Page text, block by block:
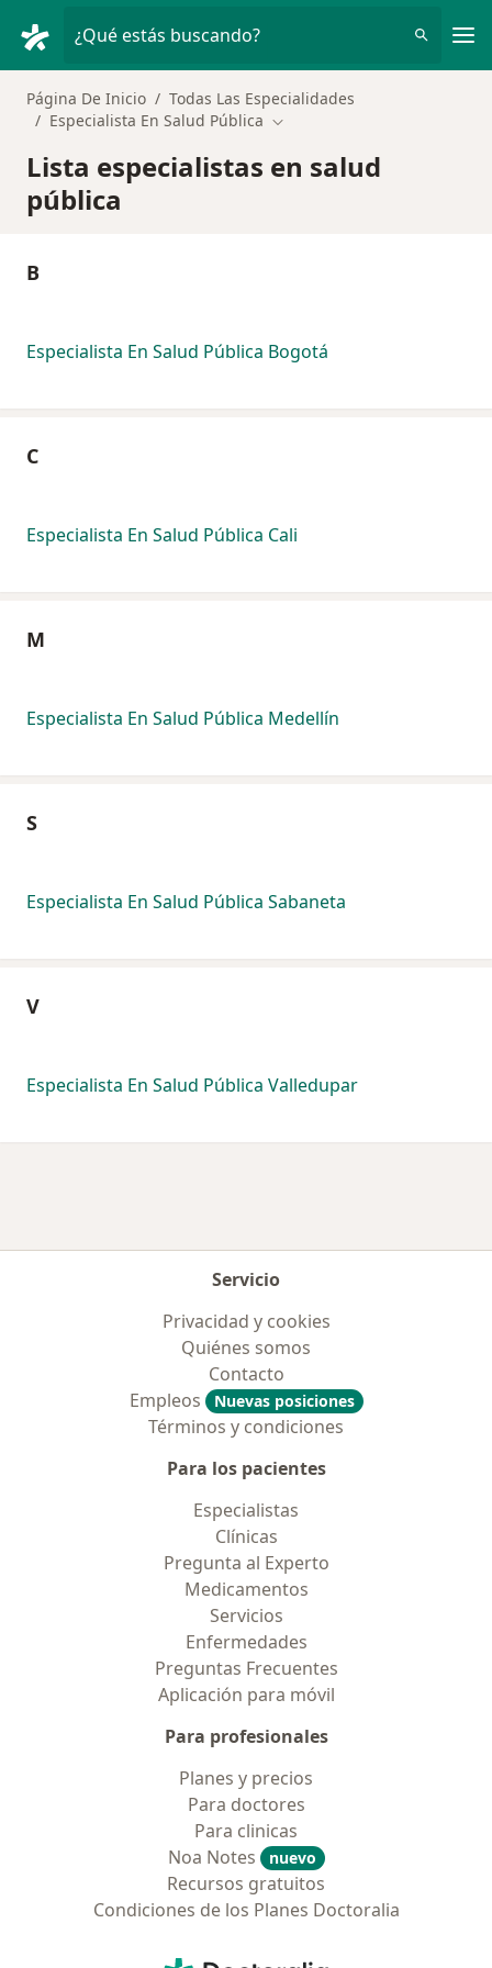
¿Qué estás buscando?
Página De Inicio
Todas Las Especialidades
Especialista En Salud Pública Cambiar de ciudad
Lista especialistas en salud
pública
B
Especialista En Salud Pública Bogotá
C
Especialista En Salud Pública Cali
M
Especialista En Salud Pública Medellín
S
Especialista En Salud Pública Sabaneta
V
Especialista En Salud Pública Valledupar
Servicio
Privacidad y cookies
Quiénes somos
Contacto
Empleos
Nuevas posiciones
Términos y condiciones
Para los pacientes
Especialistas
Clínicas
Pregunta al Experto
Medicamentos
Servicios
Enfermedades
Preguntas Frecuentes
Aplicación para móvil
Para profesionales
Planes y precios
Para doctores
Para clinicas
Noa Notes
nuevo
Recursos gratuitos
Condiciones de los Planes Doctoralia